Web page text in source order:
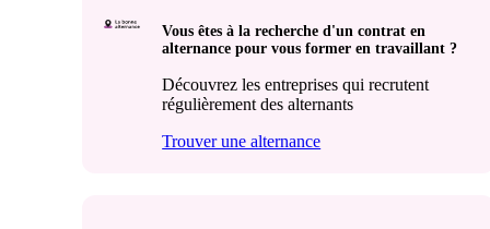
Vous êtes à la recherche d'un contrat en
alternance pour vous former en travaillant ?
Découvrez les entreprises qui recrutent
régulièrement des alternants
Trouver une alternance